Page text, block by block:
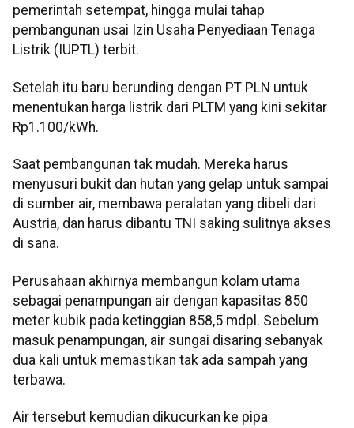
pemerintah setempat, hingga mulai tahap
pembangunan usai Izin Usaha Penyediaan Tenaga
Listrik (IUPTL) terbit.
Setelah itu baru berunding dengan PT PLN untuk
menentukan harga listrik dari PLTM yang kini sekitar
Rp1.100/kWh.
Saat pembangunan tak mudah. Mereka harus
menyusuri bukit dan hutan yang gelap untuk sampai
di sumber air, membawa peralatan yang dibeli dari
Austria, dan harus dibantu TNI saking sulitnya akses
di sana.
Perusahaan akhirnya membangun kolam utama
sebagai penampungan air dengan kapasitas 850
meter kubik pada ketinggian 858,5 mdpl. Sebelum
masuk penampungan, air sungai disaring sebanyak
dua kali untuk memastikan tak ada sampah yang
terbawa.
Air tersebut kemudian dikucurkan ke pipa